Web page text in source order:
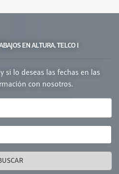
EN ALTURA. TELCO I
si lo deseas las fechas en las
con nosotros.